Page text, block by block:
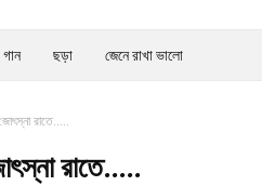
গান ছড়া জেনে রাখা ভালো
রাতে.....
রাতে.....